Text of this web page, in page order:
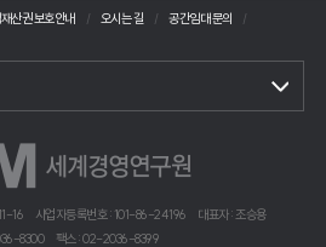
산권 보호안내 오시는 길
공간임대 문의
16 사업자등록번호 : 101-86-24196
대표자 : 조승용
8300
팩스 : 02-2036-8399